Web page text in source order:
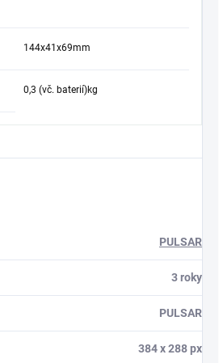
144x41x69mm
0,3 (vč. baterií)kg
PULSAR
3 roky
PULSAR
384 x 288 px